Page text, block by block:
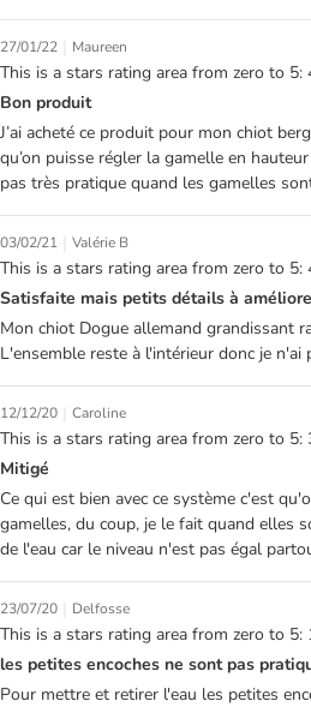
27/01/22 | Maureen
This is a stars rating area from zero to 5:
Bon produit
J’ai acheté ce produit pour mon chiot
qu’on puisse régler la gamelle en
pas très pratique quand les gamelles
03/02/21 | Valérie B
This is a stars rating area from zero to 5:
Satisfaite mais petits détails à
Mon chiot Dogue allemand grandissant
L'ensemble reste à l'intérieur donc je
12/12/20 | Caroline
This is a stars rating area from zero to 5:
Mitigé
Ce qui est bien avec ce système c'est
gamelles, du coup, je le fait quand elles
de l'eau car le niveau n'est pas égal
23/07/20 | Delfosse
This is a stars rating area from zero to 5:
les petites encoches ne sont pas
Pour mettre et retirer l'eau les petites